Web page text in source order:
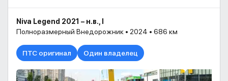
Niva Legend 2021 – н.в., I
Полноразмерный Внедорожник • 2024 • 686 км
ПТС оригинал Один владелец